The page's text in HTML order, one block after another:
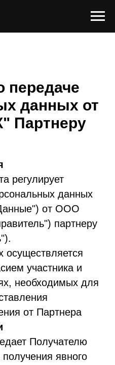
передаче
данных от
Партнеру
регулирует
данных
от ООО
партнеру
участника и
необходимых для
от Партнера
Получателю
явного